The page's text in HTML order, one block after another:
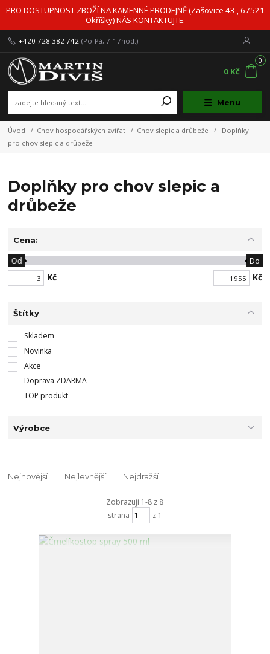
PRO DOSTUPNOST ZBOŽÍ NA KAMENNÉ PRODEJNĚ (Zašovice 43 , 67521
Okříšky) NÁS KONTAKTUJTE.
Menu
+420 728 382 742 (Po-Pá, 7-17hod.)
0
0 Kč
Úvod Chov hospodářských zvířat Chov slepic a drůbeže
Doplňky
pro chov slepic a drůbeže
Doplňky pro chov slepic a
drůbeže
Cena:
Kč
Od Do
Kč
Štítky
Skladem
Novinka
Akce
Doprava ZDARMA
TOP produkt
Výrobce
Nejnovější Nejlevnější Nejdražší
Zobrazuji 1-8 z 8
strana
z 1